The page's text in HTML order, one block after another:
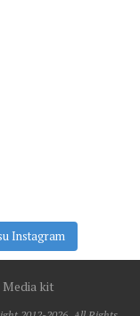
Instagram
Media kit